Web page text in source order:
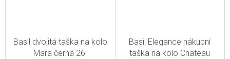
Basil dvojitá taška na kolo
Mara černá 26l
Basil Elegance nákupní
taška na kolo Chateau